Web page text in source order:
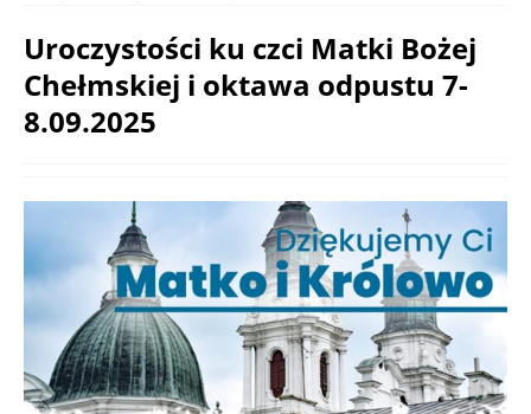
Uroczystości ku czci Matki Bożej
Chełmskiej i oktawa odpustu 7-
8.09.2025